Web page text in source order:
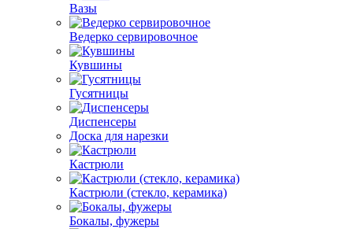
Вазы
Ведерко сервировочное
Кувшины
Гусятницы
Диспенсеры
Доска для нарезки
Кастрюли
Кастрюли (стекло, керамика)
Бокалы, фужеры